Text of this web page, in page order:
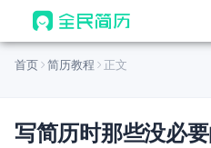
首页
AI 生成简历
首页 简历教程 正文
写简历时那些没必